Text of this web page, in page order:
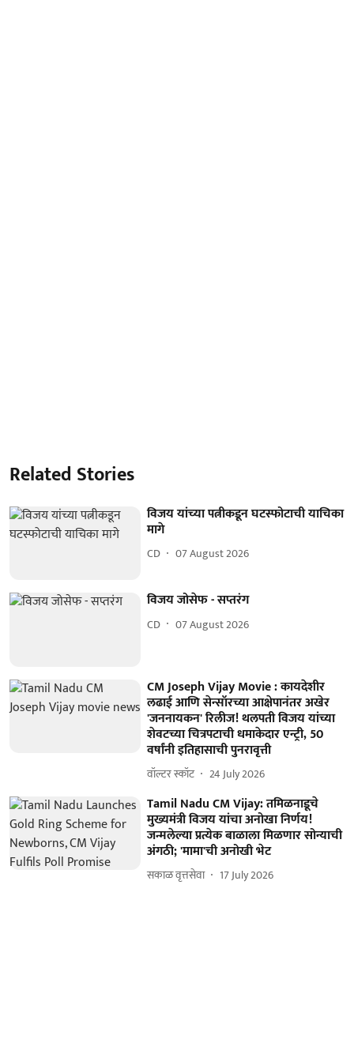
Related Stories
विजय यांच्‍या पत्नीकडून घटस्फोटाची याचिका
मागे
CD 07 August 2026
विजय जोसेफ - सप्तरंग
CD 07 August 2026
CM Joseph Vijay Movie : कायदेशीर
लढाई आणि सेन्सॉरच्या आक्षेपानंतर अखेर
'जननायकन' रिलीज! थलपती विजय यांच्या
शेवटच्या चित्रपटाची धमाकेदार एन्ट्री, 50
वर्षांनी इतिहासाची पुनरावृत्ती
वॉल्टर स्कॉट 24 July 2026
Tamil Nadu CM Vijay: तमिळनाडूचे
मुख्यमंत्री विजय यांचा अनोखा निर्णय!
जन्मलेल्या प्रत्येक बाळाला मिळणार सोन्याची
अंगठी; 'मामा'ची अनोखी भेट
सकाळ वृत्तसेवा 17 July 2026